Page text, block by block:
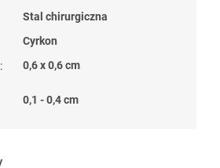
Stal chirurgiczna
Cyrkon
:
0,6 x 0,6 cm
0,1 - 0,4 cm